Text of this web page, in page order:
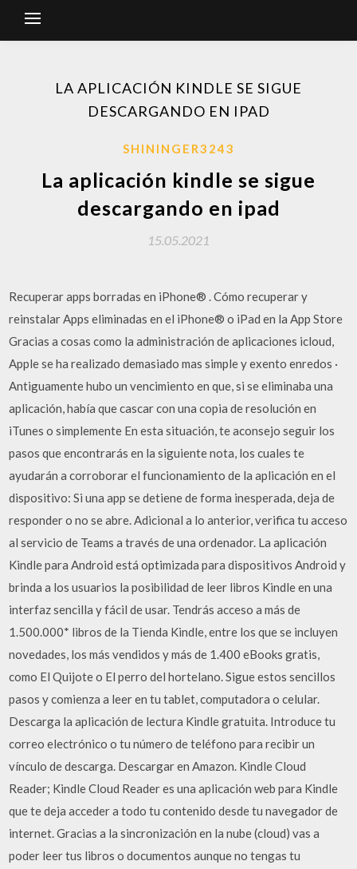
LA APLICACIÓN KINDLE SE SIGUE
DESCARGANDO EN IPAD
SHININGER3243
La aplicación kindle se sigue
descargando en ipad
15.05.2021
Recuperar apps borradas en iPhone® . Cómo recuperar y
reinstalar Apps eliminadas en el iPhone® o iPad en la App Store
Gracias a cosas como la administración de aplicaciones icloud,
Apple se ha realizado demasiado mas simple y exento enredos ·
Antiguamente hubo un vencimiento en que, si se eliminaba una
aplicación, había que cascar con una copia de resolución en
iTunes o simplemente En esta situación, te aconsejo seguir los
pasos que encontrarás en la siguiente nota, los cuales te
ayudarán a corroborar el funcionamiento de la aplicación en el
dispositivo: Si una app se detiene de forma inesperada, deja de
responder o no se abre. Adicional a lo anterior, verifica tu acceso
al servicio de Teams a través de una ordenador. La aplicación
Kindle para Android está optimizada para dispositivos Android y
brinda a los usuarios la posibilidad de leer libros Kindle en una
interfaz sencilla y fácil de usar. Tendrás acceso a más de
1.500.000* libros de la Tienda Kindle, entre los que se incluyen
novedades, los más vendidos y más de 1.400 eBooks gratis,
como El Quijote o El perro del hortelano. Sigue estos sencillos
pasos y comienza a leer en tu tablet, computadora o celular.
Descarga la aplicación de lectura Kindle gratuita. Introduce tu
correo electrónico o tu número de teléfono para recibir un
vínculo de descarga. Descargar en Amazon. Kindle Cloud
Reader; Kindle Cloud Reader es una aplicación web para Kindle
que te deja acceder a todo tu contenido desde tu navegador de
internet. Gracias a la sincronización en la nube (cloud) vas a
poder leer tus libros o documentos aunque no tengas tu